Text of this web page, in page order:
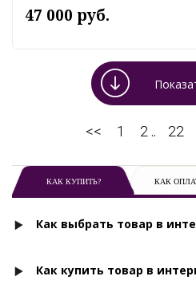
47 000 руб.
<< 1 2 .. 22
КАК КУПИТЬ? КАК
Как выбрать товар в
Как купить товар в